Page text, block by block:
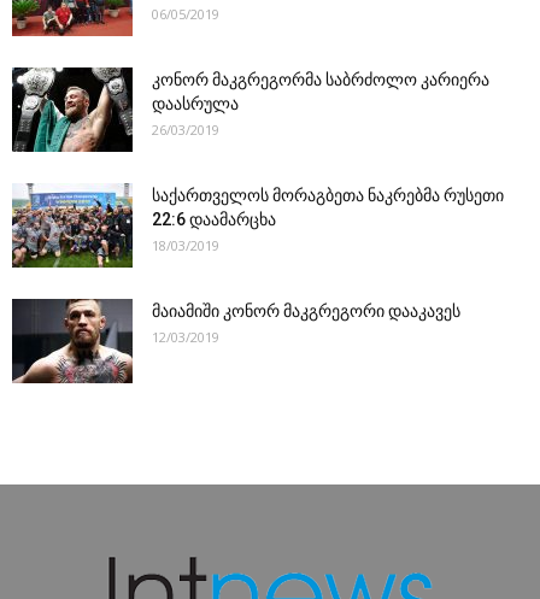
06/05/2019
კონორ მაკგრეგორმა საბრძოლო კარიერა
დაასრულა
26/03/2019
საქართველოს მორაგბეთა ნაკრებმა რუსეთი
22:6 დაამარცხა
18/03/2019
მაიამიში კონორ მაკგრეგორი დააკავეს
12/03/2019